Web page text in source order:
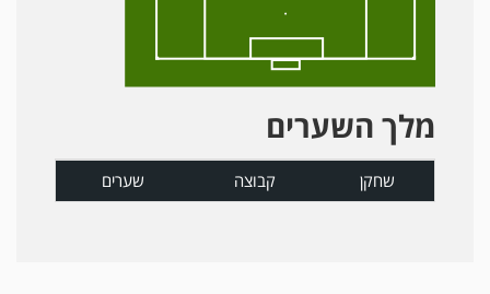
מלך השערים
שחקן קבוצה שערים